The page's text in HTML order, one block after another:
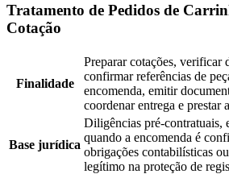
Tratamento de Pedidos de
Cotação
Finalidade
Preparar cotações, verificar
confirmar referências de
encomenda, emitir
coordenar entrega e prestar
Base jurídica
Diligências pré-contratuais,
quando a encomenda é
obrigações contabilísticas
legítimo na proteção de